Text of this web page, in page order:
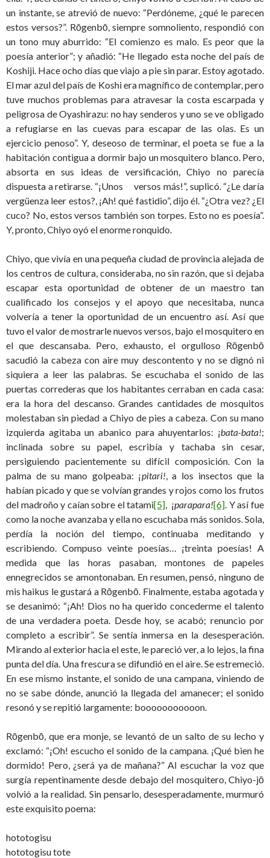
un instante, se atrevió de nuevo: “Perdóneme, ¿qué le parecen
estos versos?”. Rōgenbō, siempre somnoliento, respondió con
un tono muy aburrido: “El comienzo es malo. Es peor que la
poesía anterior”; y añadió: “He llegado esta noche del país de
Koshiji. Hace ocho días que viajo a pie sin parar. Estoy agotado.
El mar azul del país de Koshi era magnífico de contemplar, pero
tuve muchos problemas para atravesar la costa escarpada y
peligrosa de Oyashirazu: no hay senderos y uno se ve obligado
a refugiarse en las cuevas para escapar de las olas. Es un
ejercicio penoso”. Y, deseoso de terminar, el poeta se fue a la
habitación contigua a dormir bajo un mosquitero blanco. Pero,
absorta en sus ideas de versificación, Chiyo no parecía
dispuesta a retirarse. “¡Unos versos más!”, suplicó. “¿Le daría
vergüenza leer estos?, ¡Ah! qué fastidio”, dijo él. “¿Otra vez? ¿El
cuco? No, estos versos también son torpes. Esto no es poesía”.
Y, pronto, Chiyo oyó el enorme ronquido.
Chiyo, que vivía en una pequeña ciudad de provincia alejada de
los centros de cultura, consideraba, no sin razón, que si dejaba
escapar esta oportunidad de obtener de un maestro tan
cualificado los consejos y el apoyo que necesitaba, nunca
volvería a tener la oportunidad de un encuentro así. Así que
tuvo el valor de mostrarle nuevos versos, bajo el mosquitero en
el que descansaba. Pero, exhausto, el orgulloso Rōgenbō
sacudió la cabeza con aire muy descontento y no se dignó ni
siquiera a leer las palabras. Se escuchaba el sonido de las
puertas correderas que los habitantes cerraban en cada casa:
era la hora del descanso. Grandes cantidades de mosquitos
molestaban sin piedad a Chiyo de pies a cabeza. Con su mano
izquierda agitaba un abanico para ahuyentarlos: ¡bata-bata!;
inclinada sobre su papel, escribía y tachaba sin cesar,
persiguiendo pacientemente su difícil composición. Con la
palma de su mano golpeaba: ¡pitari!, a los insectos que la
habían picado y que se volvían grandes y rojos como los frutos
del madroño y caían sobre el tatami[5], ¡parapara![6]. Y así fue
como la noche avanzaba y ella no escuchaba más sonidos. Sola,
perdía la noción del tiempo, continuaba meditando y
escribiendo. Compuso veinte poesías… ¡treinta poesías! A
medida que las horas pasaban, montones de papeles
ennegrecidos se amontonaban. En resumen, pensó, ninguno de
mis haikus le gustará a Rōgenbō. Finalmente, estaba agotada y
se desanimó: “¡Ah! Dios no ha querido concederme el talento
de una verdadera poeta. Desde hoy, se acabó; renuncio por
completo a escribir”. Se sentía inmersa en la desesperación.
Mirando al exterior hacia el este, le pareció ver, a lo lejos, la fina
punta del día. Una frescura se difundió en el aire. Se estremeció.
En ese mismo instante, el sonido de una campana, viniendo de
no se sabe dónde, anunció la llegada del amanecer; el sonido
resonó y se repitió largamente: booooooooooon.
Rōgenbō, que era monje, se levantó de un salto de su lecho y
exclamó: “¡Oh! escucho el sonido de la campana. ¡Qué bien he
dormido! Pero, ¿será ya de mañana?” Al escuchar la voz que
surgía repentinamente desde debajo del mosquitero, Chiyo-jō
volvió a la realidad. Sin pensarlo, desesperadamente, murmuró
este exquisito poema:
hototogisu
hototogisu tote